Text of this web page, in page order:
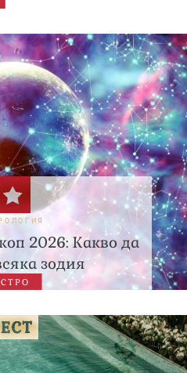
2026: Какво да
зодия